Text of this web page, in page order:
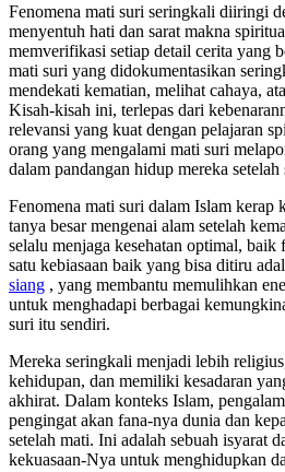
Fenomena mati suri seringkali diiringi
menyentuh hati dan sarat makna
memverifikasi setiap detail cerita yang
mati suri yang didokumentasikan
mendekati kematian, melihat cahaya,
Kisah-kisah ini, terlepas dari
relevansi yang kuat dengan pelajaran
orang yang mengalami mati suri
dalam pandangan hidup mereka setelah
Fenomena mati suri dalam Islam kerap
tanya besar mengenai alam setelah
selalu menjaga kesehatan optimal,
satu kebiasaan baik yang bisa ditiru
siang , yang membantu memulihkan
untuk menghadapi berbagai
suri itu sendiri.
Mereka seringkali menjadi lebih
kehidupan, dan memiliki kesadaran
akhirat. Dalam konteks Islam,
pengingat akan fana-nya dunia dan
setelah mati. Ini adalah sebuah isyarat
kekuasaan-Nya untuk menghidupkan